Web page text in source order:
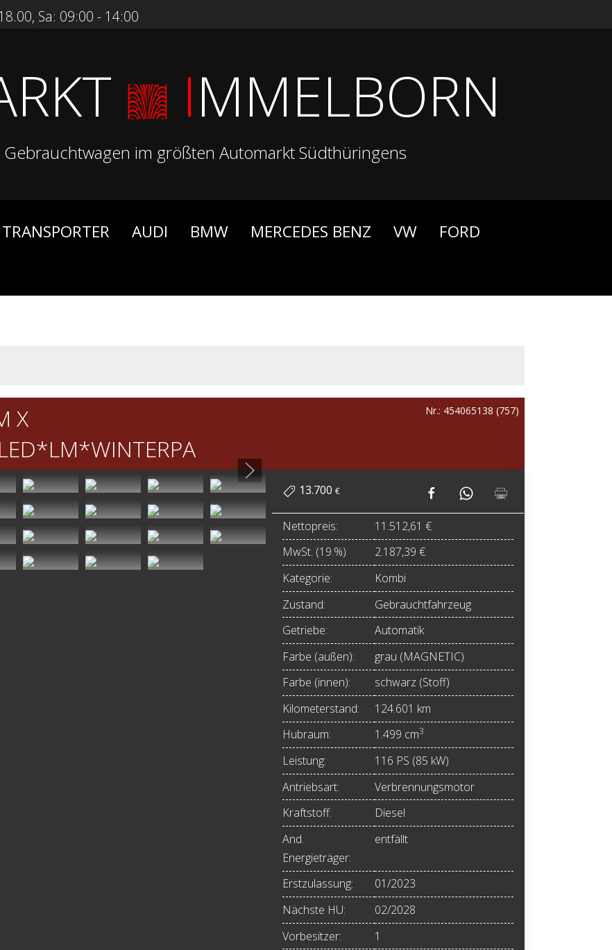
Sa: 09:00 - 14:00
IMMELBORN
im größten Automarkt Südthüringens
TRANSPORTER AUDI BMW MERCEDES BENZ VW
FORD
X
Nr.: 454065138 (757)
13.700 €
Nettopreis:
11.512,61 €
MwSt. (19.%)
2.187,39 €
Kategorie:
Kombi
Zustand:
Gebrauchtfahrzeug
Getriebe:
Automatik
Farbe (außen):
grau (MAGNETIC)
Farbe (innen):
schwarz (Stoff)
Kilometerstand:
124.601 km
Hubraum:
1.499 cm3
Leistung:
116 PS (85 kW)
Antriebsart:
Verbrennungsmotor
Kraftstoff:
Diesel
And.
Energieträger:
entfällt
Erstzulassung:
01/2023
Nächste HU:
02/2028
Vorbesitzer:
1